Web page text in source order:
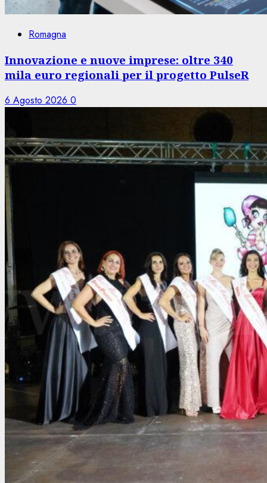
Romagna
Innovazione e nuove imprese: oltre 340
mila euro regionali per il progetto PulseR
6 Agosto 2026 0